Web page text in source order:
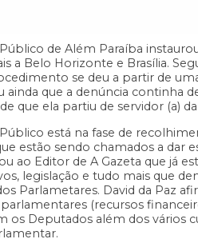
de Além Paraíba
a Belo Horizonte e Brasília.
se deu a partir de
ainda que a denúncia continha
que ela partiu de servidor (a)
está na fase de
estão sendo chamados a dar
ao Editor de A Gazeta que já
legislação e tudo mais que
Parlametares. David da Paz
(recursos
os Deputados além dos vários